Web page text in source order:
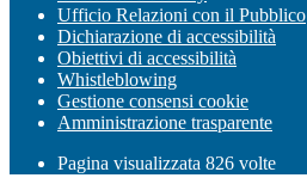
Ufficio Relazioni con il Pubblico
Dichiarazione di accessibilità
Obiettivi di accessibilità
Whistleblowing
Gestione consensi cookie
Amministrazione trasparente
Pagina visualizzata 826 volte